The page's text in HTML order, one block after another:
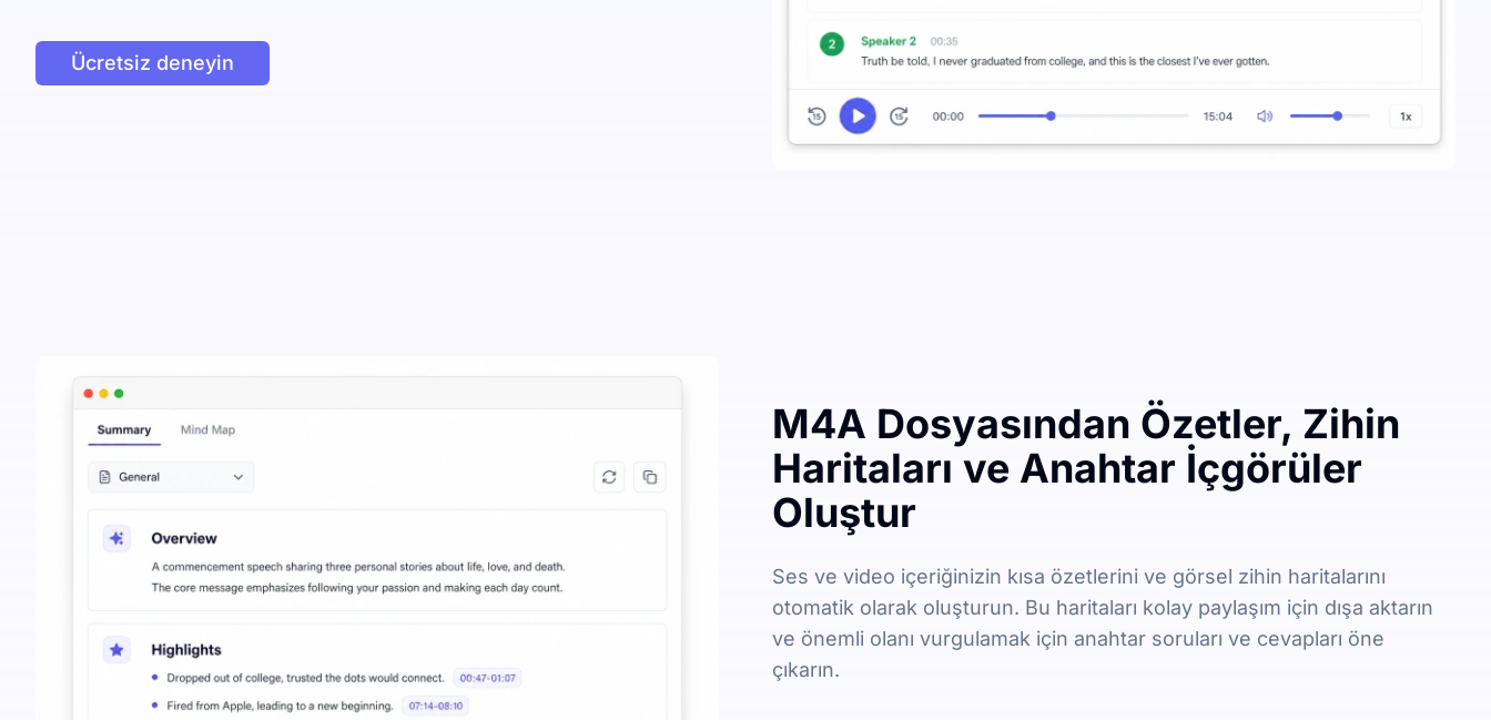
Ücretsiz deneyin
M4A Dosyasından Özetler, Zihin
Haritaları ve Anahtar İçgörüler
Oluştur
Ses ve video içeriğinizin kısa özetlerini ve görsel zihin haritalarını
otomatik olarak oluşturun. Bu haritaları kolay paylaşım için dışa aktarın
ve önemli olanı vurgulamak için anahtar soruları ve cevapları öne
çıkarın.